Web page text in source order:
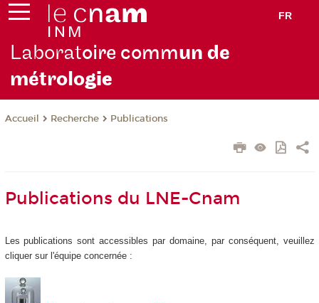
FR
Laboratoire commun de
métrologie
Accueil Recherche Publications
Publications du LNE-Cnam
Les publications sont accessibles par domaine, par conséquent, veuillez
cliquer sur l'équipe concernée :